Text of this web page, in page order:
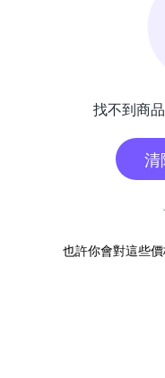
找不到商
清
也許你會對這些